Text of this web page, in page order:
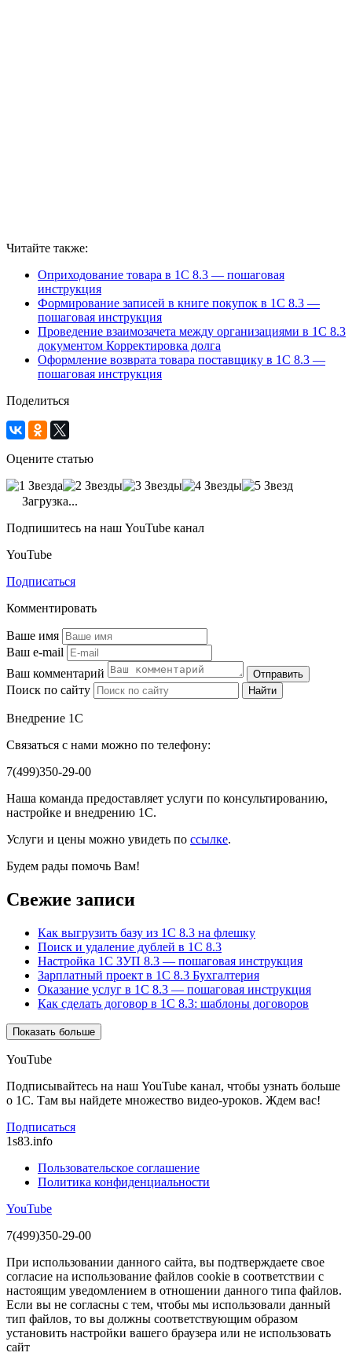
Читайте также:
Оприходование товара в 1С 8.3 — пошаговая
инструкция
Формирование записей в книге покупок в 1С 8.3 —
пошаговая инструкция
Проведение взаимозачета между организациями в 1С 8.3
документом Корректировка долга
Оформление возврата товара поставщику в 1С 8.3 —
пошаговая инструкция
Поделиться
Оцените статью
Загрузка...
Подпишитесь на наш YouTube канал
YouTube
Подписаться
Комментировать
Ваше имя
Ваш e-mail
Ваш комментарий
Отправить
Поиск по сайту Найти
Внедрение 1С
Связаться с нами можно по телефону:
7(499)350-29-00
Наша команда предоставляет услуги по консультированию,
настройке и внедрению 1С.
Услуги и цены можно увидеть по ссылке.
Будем рады помочь Вам!
Свежие записи
Как выгрузить базу из 1С 8.3 на флешку
Поиск и удаление дублей в 1С 8.3
Настройка 1С ЗУП 8.3 — пошаговая инструкция
Зарплатный проект в 1С 8.3 Бухгалтерия
Оказание услуг в 1С 8.3 — пошаговая инструкция
Как сделать договор в 1С 8.3: шаблоны договоров
Показать больше
YouTube
Подписывайтесь на наш YouTube канал, чтобы узнать больше
о 1С. Там вы найдете множество видео-уроков. Ждем вас!
Подписаться
1s83.info
Пользовательское соглашение
Политика конфиденциальности
YouTube
7(499)350-29-00
При использовании данного сайта, вы подтверждаете свое
согласие на использование файлов cookie в соответствии с
настоящим уведомлением в отношении данного типа файлов.
Если вы не согласны с тем, чтобы мы использовали данный
тип файлов, то вы должны соответствующим образом
установить настройки вашего браузера или не использовать
сайт